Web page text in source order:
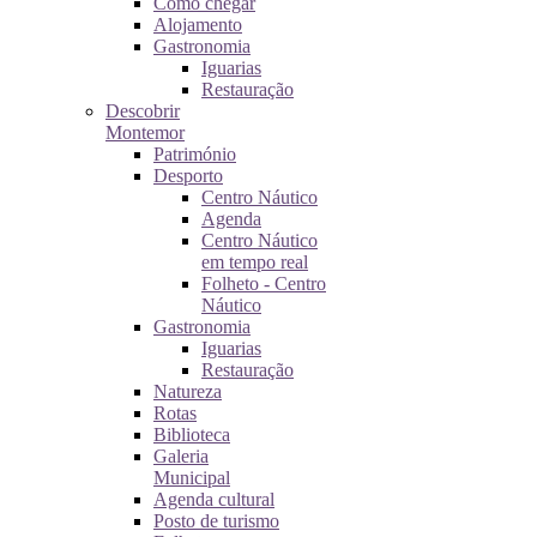
Alojamento
Gastronomia
Iguarias
Restauração
Descobrir
Montemor
Património
Desporto
Centro Náutico
Agenda
Centro Náutico
em tempo real
Folheto - Centro
Náutico
Gastronomia
Iguarias
Restauração
Natureza
Rotas
Biblioteca
Galeria
Municipal
Agenda cultural
Posto de turismo